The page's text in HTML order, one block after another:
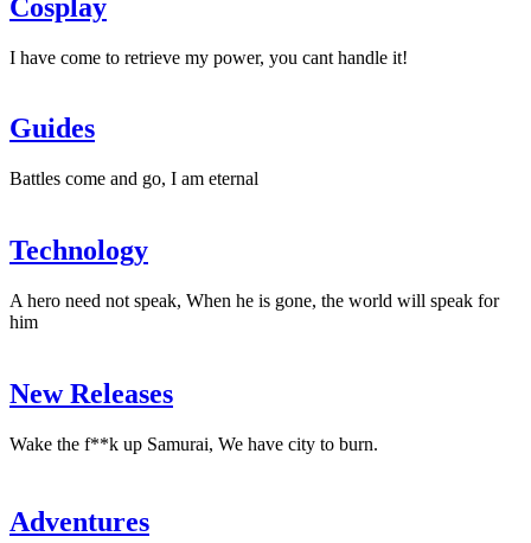
Team"
Cosplay
I have come to retrieve my power, you cant handle it!
Guides
Battles come and go, I am eternal
Technology
A hero need not speak, When he is gone, the world will speak for
him
New Releases
Wake the f**k up Samurai, We have city to burn.
Adventures